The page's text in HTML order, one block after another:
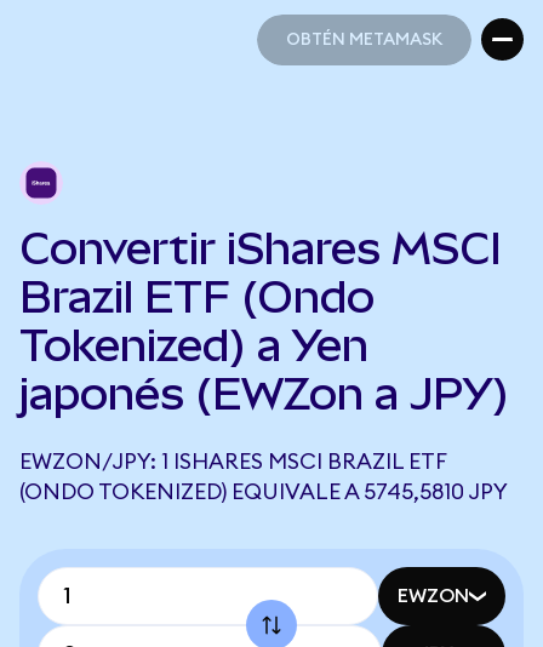
OBTÉN METAMASK
Convertir iShares MSCI
Brazil ETF (Ondo
Tokenized) a Yen
japonés (EWZon a JPY)
EWZON/JPY: 1 ISHARES MSCI BRAZIL ETF
(ONDO TOKENIZED) EQUIVALE A 5745,5810 JPY
EWZON